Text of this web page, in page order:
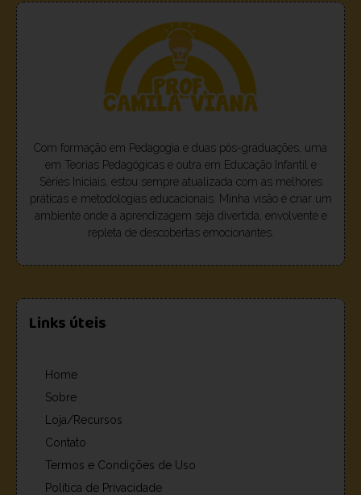
Com formação em Pedagogia e duas pós-graduações, uma
em Teorias Pedagógicas e outra em Educação Infantil e
Séries Iniciais, estou sempre atualizada com as melhores
práticas e metodologias educacionais. Minha visão é criar um
ambiente onde a aprendizagem seja divertida, envolvente e
repleta de descobertas emocionantes.
Links úteis
Home
Sobre
Loja/Recursos
Contato
Termos e Condições de Uso
Política de Privacidade